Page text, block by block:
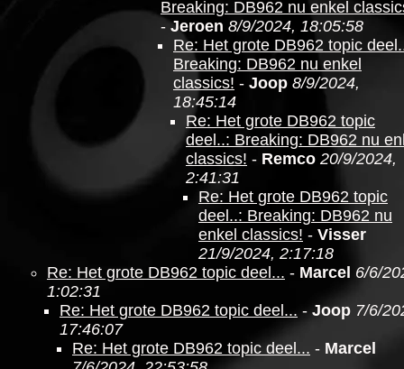
Breaking: DB962 nu enkel
- Jeroen 8/9/2024, 18:05:58
Re: Het grote DB962 topic
Breaking: DB962 nu enkel
classics! - Joop 8/9/2024,
18:45:14
Re: Het grote DB962 topic
deel..: Breaking: DB962 nu
classics! - Remco 20/9/2024,
2:41:31
Re: Het grote DB962 topic
deel..: Breaking: DB962 nu
enkel classics! - Visser
21/9/2024, 2:17:18
Re: Het grote DB962 topic deel... - Marcel 6/6/
1:02:31
Re: Het grote DB962 topic deel... - Joop 7/6/
17:46:07
Re: Het grote DB962 topic deel... - Marcel